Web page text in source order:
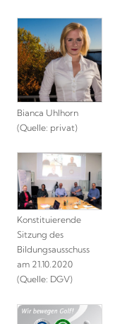
Bianca Uhlhorn
(Quelle: privat)
Konstituierende
Sitzung des
Bildungsausschuss
am 21.10.2020
(Quelle: DGV)